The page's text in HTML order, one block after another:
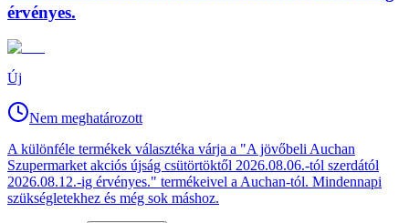
érvényes.
Új
Nem meghatározott
A különféle termékek választéka várja a "A jövőbeli Auchan
Szupermarket akciós újság csütörtöktől 2026.08.06.-tól szerdától
2026.08.12.-ig érvényes." termékeivel a Auchan-tól. Mindennapi
szükségletekhez és még sok máshoz.